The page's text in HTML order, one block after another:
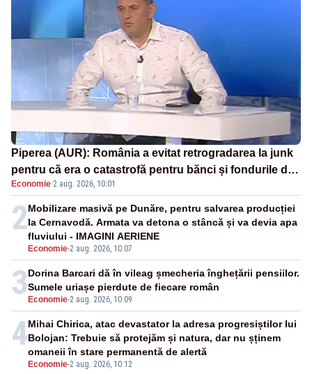
Piperea (AUR): România a evitat retrogradarea la junk
pentru că era o catastrofă pentru bănci și fondurile de
pensii
Economie·2 aug. 2026, 10:01
2
Economie-2 aug. 2026, 10:07
Mobilizare masivă pe Dunăre, pentru salvarea producției
la Cernavodă. Armata va detona o stâncă și va devia apa
fluviului - IMAGINI AERIENE
3 Economie-2 aug. 2026, 10:09
Dorina Barcari dă în vileag șmecheria înghețării pensiilor.
Sumele uriașe pierdute de fiecare român
4
Economie-2 aug. 2026, 10:12
Mihai Chirica, atac devastator la adresa progresiștilor lui
Bolojan: Trebuie să protejăm și natura, dar nu șținem
omaneii în stare permanentă de alertă